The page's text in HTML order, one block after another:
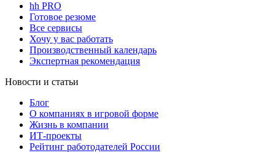
hh PRO
Готовое резюме
Все сервисы
Хочу у вас работать
Производственный календарь
Экспертная рекомендация
Новости и статьи
Блог
О компаниях в игровой форме
Жизнь в компании
ИТ-проекты
Рейтинг работодателей России